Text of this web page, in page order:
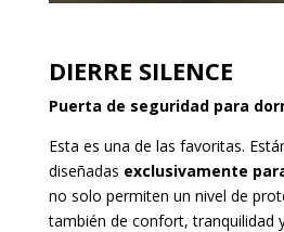
DIERRE SILENCE
Puerta de seguridad para
Esta es una de las favoritas.
diseñadas exclusivamente
no solo permiten un nivel de
también de confort, tranquilidad